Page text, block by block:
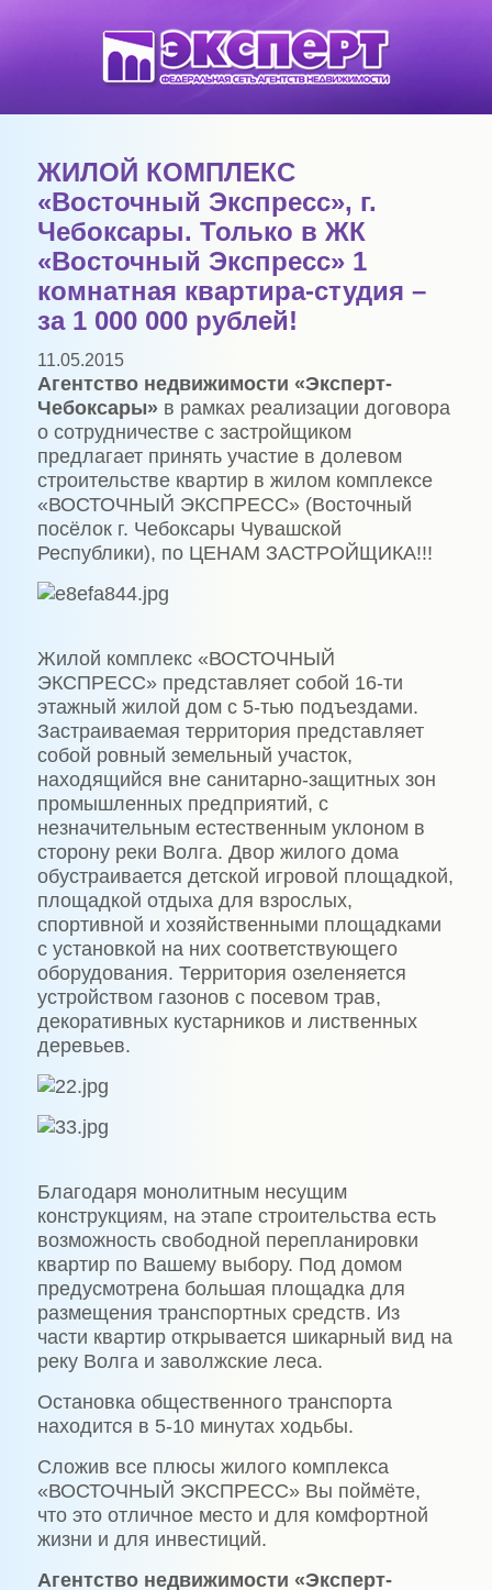
ЖИЛОЙ КОМПЛЕКС
«Восточный Экспресс», г.
Чебоксары. Только в ЖК
«Восточный Экспресс» 1
комнатная квартира-студия –
за 1 000 000 рублей!
11.05.2015
Агентство недвижимости «Эксперт-
Чебоксары»в рамках реализации договора
о сотрудничестве с застройщиком
предлагает принять участие в долевом
строительстве квартир в жилом комплексе
«ВОСТОЧНЫЙ ЭКСПРЕСС» (Восточный
посёлок г. Чебоксары Чувашской
Республики), по ЦЕНАМ ЗАСТРОЙЩИКА!!!
Жилой комплекс «ВОСТОЧНЫЙ
ЭКСПРЕСС» представляет собой 16-ти
этажный жилой дом с 5-тью подъездами.
Застраиваемая территория представляет
собой ровный земельный участок,
находящийся вне санитарно-защитных зон
промышленных предприятий, с
незначительным естественным уклоном в
сторону реки Волга. Двор жилого дома
обустраивается детской игровой площадкой,
площадкой отдыха для взрослых,
спортивной и хозяйственными площадками
с установкой на них соответствующего
оборудования. Территория озеленяется
устройством газонов с посевом трав,
декоративных кустарников и лиственных
деревьев.
Благодаря монолитным несущим
конструкциям, на этапе строительства есть
возможность свободной перепланировки
квартир по Вашему выбору. Под домом
предусмотрена большая площадка для
размещения транспортных средств. Из
части квартир открывается шикарный вид на
реку Волга и заволжские леса.
Остановка общественного транспорта
находится в 5-10 минутах ходьбы.
Сложив все плюсы жилого комплекса
«ВОСТОЧНЫЙ ЭКСПРЕСС» Вы поймёте,
что это отличное место и для комфортной
жизни и для инвестиций.
Агентство недвижимости «Эксперт-